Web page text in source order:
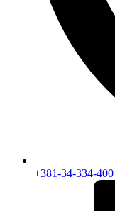
+381-34-334-400